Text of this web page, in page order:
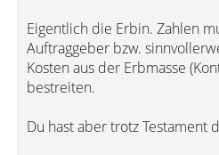
Eigentlich die Erbin. Zahlen
Auftraggeber bzw.
Kosten aus der Erbmasse
bestreiten.
Du hast aber trotz Testament